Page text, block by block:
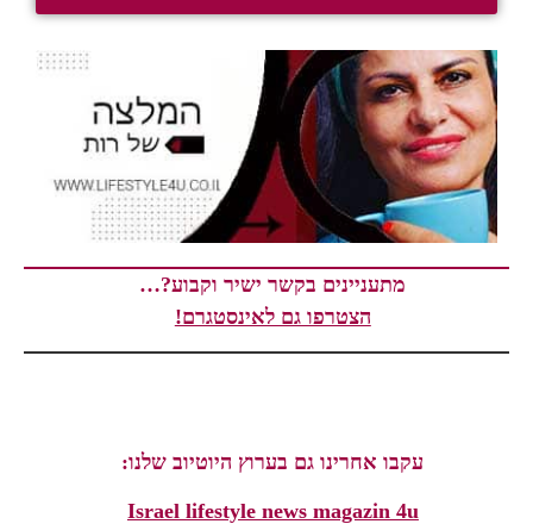
מתעניינים בקשר ישיר וקבוע?…
הצטרפו גם לאינסטגרם!
עקבו אחרינו גם בערוץ היוטיוב שלנו:
Israel lifestyle news magazin 4u